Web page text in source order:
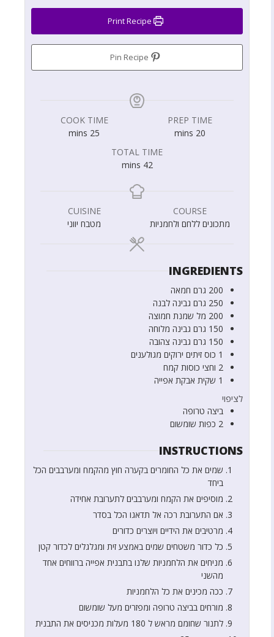
PREP TIME
20
mins
COOK TIME
25
mins
TOTAL TIME
42
mins
COURSE
מתכונים ללחם ולחמניות
CUISINE
מטבח יווני
INGREDIENTS
200 גרם חמאה
250 גרם גבינה לבנה
200 מל שמנת חמוצה
150 גרם גבינה מלוחה
150 גרם גבינה צהובה
1 כוס זיתים ירוקים מגולענים
2 וחצי
כוסות קמח
1 שקית אבקת אפייה
לציפוי
ביצה טרופה
2 כפות שומשום
INSTRUCTIONS
שמים את כל החומרים בקערה חוץ מהקמח ומערבבים הכל
ביחד
מוסיפים את הקמח ומערבבים לתערובת אחידה
אם התערובת רכה אל תדאגו הכל בסדר
מרטיבים את הידיים ויוצרים כדורים
כל כדור משטחים שמים באמצע זית ומגלגלים לכדור קטן
מניחים את הלחמניות שלנו בתבנית אפייה ברווחים אחד
מהשני
ככה מכינים את כל הלחמניות
מורחים בביצה טרופה ומפזרים מעל שומשום
לתנור שחומם מראש ל 180 מעלות מכניסים את התבנית